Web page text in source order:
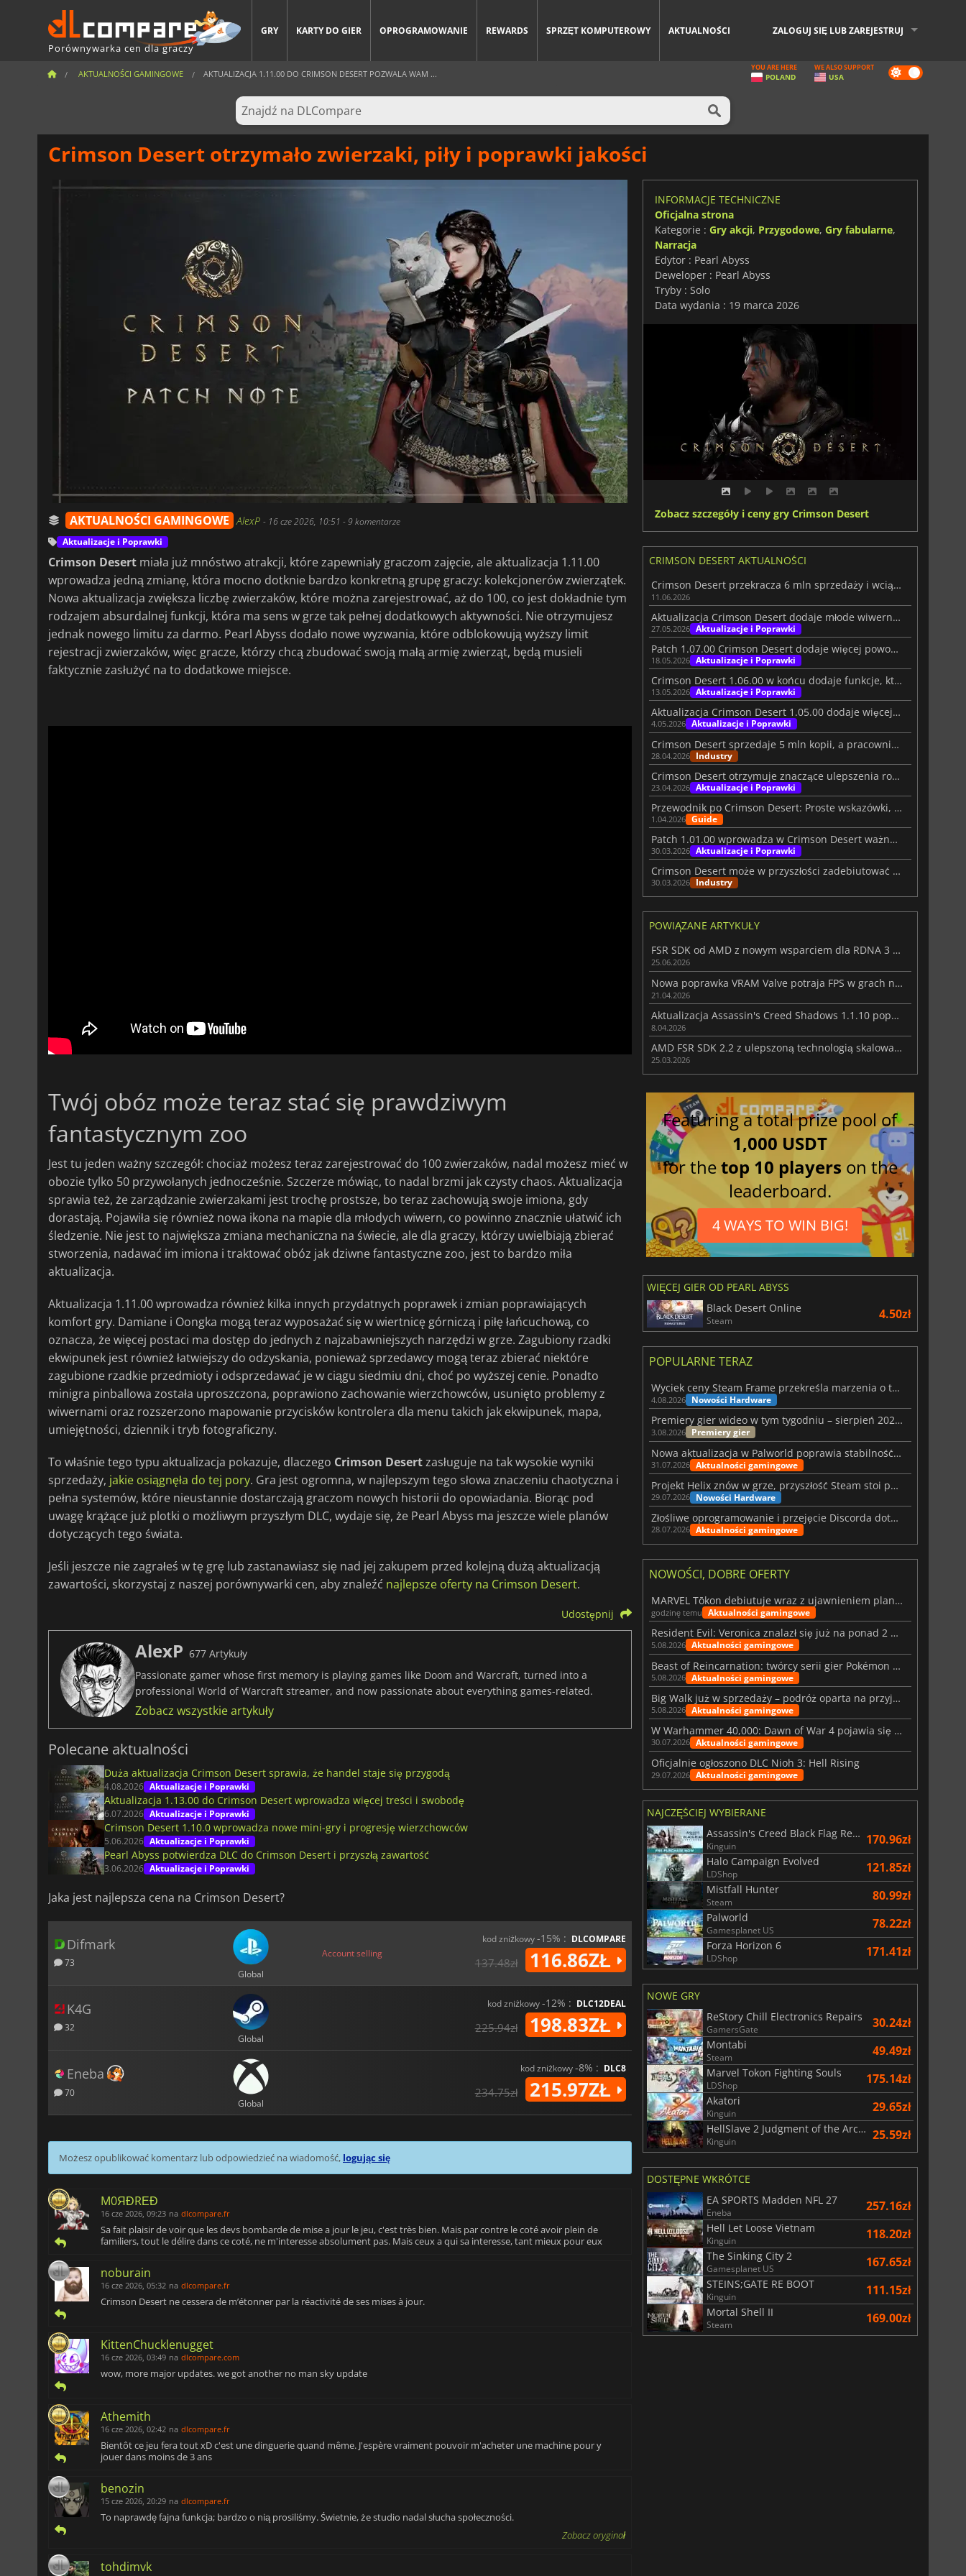
Porównywarka cen dla graczy
GRY KARTY DO GIER OPROGRAMOWANIE REWARDS SPRZĘT KOMPUTEROWY AKTUALNOŚCI ZALOGUJ SIĘ LUB ZAREJESTRUJ
AKTUALNOŚCI GAMINGOWE AKTUALIZACJA 1.11.00 DO CRIMSON DESERT POZWALA WAM ... Dark
mode
YOU ARE HERE
POLAND
WE ALSO SUPPORT
USA
Crimson Desert otrzymało zwierzaki, piły i poprawki jakości
AKTUALNOŚCI GAMINGOWE AlexP - 16 cze 2026, 10:51 - 9 komentarze
Aktualizacje i Poprawki
Crimson Desert miała już mnóstwo atrakcji, które zapewniały graczom zajęcie, ale aktualizacja 1.11.00
wprowadza jedną zmianę, która mocno dotknie bardzo konkretną grupę graczy: kolekcjonerów zwierzątek.
Nowa aktualizacja zwiększa liczbę zwierzaków, które można zarejestrować, aż do 100, co jest dokładnie tym
rodzajem absurdalnej funkcji, która ma sens w grze tak pełnej dodatkowych aktywności. Nie otrzymujesz
jednak nowego limitu za darmo. Pearl Abyss dodało nowe wyzwania, które odblokowują wyższy limit
rejestracji zwierzaków, więc gracze, którzy chcą zbudować swoją małą armię zwierząt, będą musieli
faktycznie zasłużyć na to dodatkowe miejsce.
Twój obóz może teraz stać się prawdziwym
fantastycznym zoo
Jest tu jeden ważny szczegół: chociaż możesz teraz zarejestrować do 100 zwierzaków, nadal możesz mieć w
obozie tylko 50 przywołanych jednocześnie. Szczerze mówiąc, to nadal brzmi jak czysty chaos. Aktualizacja
sprawia też, że zarządzanie zwierzakami jest trochę prostsze, bo teraz zachowują swoje imiona, gdy
dorastają. Pojawiła się również nowa ikona na mapie dla młodych wiwern, co powinno znacznie ułatwić ich
śledzenie. Nie jest to największa zmiana mechaniczna na świecie, ale dla graczy, którzy uwielbiają zbierać
stworzenia, nadawać im imiona i traktować obóz jak dziwne fantastyczne zoo, jest to bardzo miła
aktualizacja.
Aktualizacja 1.11.00 wprowadza również kilka innych przydatnych poprawek i zmian poprawiających
komfort gry. Damiane i Oongka mogą teraz wyposażać się w wiertnicę górniczą i piłę łańcuchową, co
oznacza, że więcej postaci ma dostęp do jednych z najzabawniejszych narzędzi w grze. Zagubiony rzadki
ekwipunek jest również łatwiejszy do odzyskania, ponieważ sprzedawcy mogą teraz zbierać niektóre
zagubione rzadkie przedmioty i odsprzedawać je w ciągu siedmiu dni, choć po wyższej cenie. Ponadto
minigra pinballowa została uproszczona, poprawiono zachowanie wierzchowców, usunięto problemy z
wiwernami oraz rozszerzono mapowanie przycisków kontrolera dla menu takich jak ekwipunek, mapa,
umiejętności, dziennik i tryb fotograficzny.
To właśnie tego typu aktualizacja pokazuje, dlaczego Crimson Desertzasługuje na tak wysokie wyniki
sprzedaży, jakie osiągnęła do tej pory. Gra jest ogromna, w najlepszym tego słowa znaczeniu chaotyczna i
pełna systemów, które nieustannie dostarczają graczom nowych historii do opowiadania. Biorąc pod
uwagę krążące już plotki o możliwym przyszłym DLC, wydaje się, że Pearl Abyss ma jeszcze wiele planów
dotyczących tego świata.
Jeśli jeszcze nie zagrałeś w tę grę lub zastanawiasz się nad jej zakupem przed kolejną dużą aktualizacją
zawartości, skorzystaj z naszej porównywarki cen, aby znaleźć najlepsze oferty na Crimson Desert.
Udostępnij
AlexP 677 Artykuły
Passionate gamer whose first memory is playing games like Doom and Warcraft, turned into a
professional World of Warcraft streamer, and now passionate about everything games-related.
Zobacz wszystkie artykuły
Polecane aktualności
Duża aktualizacja Crimson Desert sprawia, że handel staje się przygodą
4.08.2026 Aktualizacje i Poprawki
Aktualizacja 1.13.00 do Crimson Desert wprowadza więcej treści i swobodę
6.07.2026 Aktualizacje i Poprawki
Crimson Desert 1.10.0 wprowadza nowe mini-gry i progresję wierzchowców
5.06.2026 Aktualizacje i Poprawki
Pearl Abyss potwierdza DLC do Crimson Desert i przyszłą zawartość
3.06.2026 Aktualizacje i Poprawki
Jaka jest najlepsza cena na Crimson Desert?
Difmark
73
Global
Account selling
kod zniżkowy-15% : DLCOMPARE
137.48zł 116.86ZŁ
K4G
32
Global
kod zniżkowy-12% : DLC12DEAL
225.94zł 198.83ZŁ
Eneba
70
Global
kod zniżkowy-8% : DLC8
234.75zł 215.97ZŁ
Możesz opublikować komentarz lub odpowiedzieć na wiadomość, logując się
M0ЯĐRΕĐ
16 cze 2026, 09:23 na dlcompare.fr
Sa fait plaisir de voir que les devs bombarde de mise a jour le jeu, c'est très bien. Mais par contre le coté avoir plein de
familiers, tout le délire dans ce coté, ne m'interesse absolument pas. Mais ceux a qui sa interesse, tant mieux pour eux
noburain
16 cze 2026, 05:32 na dlcompare.fr
Crimson Desert ne cessera de m’étonner par la réactivité de ses mises à jour.
KittenChucklenugget
16 cze 2026, 03:49 na dlcompare.com
wow, more major updates. we got another no man sky update
Athemith
16 cze 2026, 02:42 na dlcompare.fr
Bientôt ce jeu fera tout xD c'est une dinguerie quand même. J'espère vraiment pouvoir m'acheter une machine pour y
jouer dans moins de 3 ans
benozin
15 cze 2026, 20:29 na dlcompare.fr
To naprawdę fajna funkcja; bardzo o nią prosiliśmy. Świetnie, że studio nadal słucha społeczności.
Zobacz oryginał
tohdimvk
INFORMACJE TECHNICZNE
Oficjalna strona
Kategorie : Gry akcji, Przygodowe, Gry fabularne,
Narracja
Edytor : Pearl Abyss
Deweloper : Pearl Abyss
Tryby : Solo
Data wydania : 19 marca 2026
Zobacz szczegóły i ceny gry Crimson Desert
CRIMSON DESERT AKTUALNOŚCI
Crimson Desert przekracza 6 mln sprzedaży i wciąż rozwija skrzydła
11.06.2026
Aktualizacja Crimson Desert dodaje młode wiwerny, stawy i nie tylko
27.05.2026 Aktualizacje i Poprawki
Patch 1.07.00 Crimson Desert dodaje więcej powodów, by wrócić do gry
18.05.2026 Aktualizacje i Poprawki
Crimson Desert 1.06.00 w końcu dodaje funkcje, których oczekiwali gracze
13.05.2026 Aktualizacje i Poprawki
Aktualizacja Crimson Desert 1.05.00 dodaje więcej powodów do powrotu
4.05.2026 Aktualizacje i Poprawki
Crimson Desert sprzedaje 5 mln kopii, a pracownicy dostają premię 3400 USD
28.04.2026 Industry
Crimson Desert otrzymuje znaczące ulepszenia rozgrywki i oprawy wizualnej
23.04.2026 Aktualizacje i Poprawki
Przewodnik po Crimson Desert: Proste wskazówki, które usprawnią podróż
1.04.2026 Guide
Patch 1.01.00 wprowadza w Crimson Desert ważne ulepszenia
30.03.2026 Aktualizacje i Poprawki
Crimson Desert może w przyszłości zadebiutować na Nintendo Switch 2
30.03.2026 Industry
POWIĄZANE ARTYKUŁY
FSR SDK od AMD z nowym wsparciem dla RDNA 3 i odtwarzania promieni
25.06.2026
Nowa poprawka VRAM Valve potraja FPS w grach na AMD RX 6500 XT
21.04.2026
Aktualizacja Assassin's Creed Shadows 1.1.10 poprawia rozgrywkę
8.04.2026
AMD FSR SDK 2.2 z ulepszoną technologią skalowania i regeneracji promieni
25.03.2026
Featuring a total prize pool of
1,000 USDT
for thetop 10 players on the
leaderboard.
4 WAYS TO WIN BIG!
WIĘCEJ GIER OD PEARL ABYSS
Black Desert Online
Steam 4.50zł
POPULARNE TERAZ
Wyciek ceny Steam Frame przekreśla marzenia o tanim zestawie VR
4.08.2026 Nowości Hardware
Premiery gier wideo w tym tygodniu – sierpień 2026 r. (32. tydzień)
3.08.2026 Premiery gier
Nowa aktualizacja w Palworld poprawia stabilność Sunreach i walk z bossami
31.07.2026 Aktualności gamingowe
Projekt Helix znów w grze, przyszłość Steam stoi pod znakiem zapytania
29.07.2026 Nowości Hardware
Złośliwe oprogramowanie i przejęcie Discorda dotknęły Meccha Chameleon
28.07.2026 Aktualności gamingowe
NOWOŚCI, DOBRE OFERTY
MARVEL Tōkon debiutuje wraz z ujawnieniem planu rozwoju na pierwszy rok
godzinę temu Aktualności gamingowe
Resident Evil: Veronica znalazł się już na ponad 2 milionach list życzeń
5.08.2026 Aktualności gamingowe
Beast of Reincarnation: twórcy serii gier Pokémon wkraczają na nową ścieżkę
5.08.2026 Aktualności gamingowe
Big Walk już w sprzedaży – podróż oparta na przyjaźni
5.08.2026 Aktualności gamingowe
W Warhammer 40,000: Dawn of War 4 pojawia się frakcja Nekronów
30.07.2026 Aktualności gamingowe
Oficjalnie ogłoszono DLC Nioh 3: Hell Rising
29.07.2026 Aktualności gamingowe
NAJCZĘŚCIEJ WYBIERANE
Assassin's Creed Black Flag Resynced
Kinguin 170.96zł
Halo Campaign Evolved
LDShop 121.85zł
Mistfall Hunter
Steam 80.99zł
Palworld
Gamesplanet US 78.22zł
Forza Horizon 6
LDShop 171.41zł
NOWE GRY
ReStory Chill Electronics Repairs
GamersGate 30.24zł
Montabi
Steam 49.49zł
Marvel Tokon Fighting Souls
LDShop 175.14zł
Akatori
Kinguin 29.65zł
HellSlave 2 Judgment of the Archon
Kinguin 25.59zł
DOSTĘPNE WKRÓTCE
EA SPORTS Madden NFL 27
Eneba 257.16zł
Hell Let Loose Vietnam
Kinguin 118.20zł
The Sinking City 2
Gamesplanet US 167.65zł
STEINS;GATE RE BOOT
Kinguin 111.15zł
Mortal Shell II
Steam 169.00zł